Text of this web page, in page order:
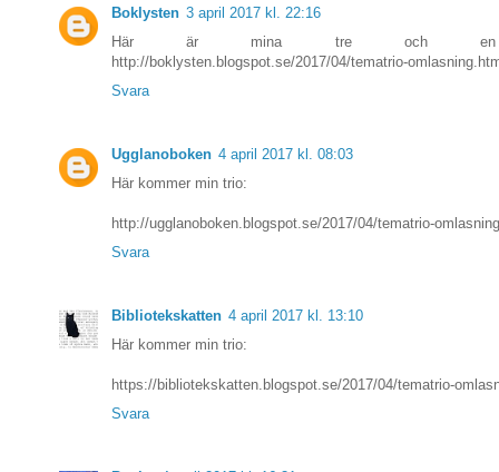
Boklysten 3 april 2017 kl. 22:16
Här är mina tre och en
http://boklysten.blogspot.se/2017/04/tematrio-
Svara
Ugglanoboken 4 april 2017 kl. 08:03
Här kommer min trio:
http://ugglanoboken.blogspot.se/2017/04/tematrio-
Svara
Bibliotekskatten 4 april 2017 kl. 13:10
Här kommer min trio:
https://bibliotekskatten.blogspot.se/2017/04/tematrio-
Svara